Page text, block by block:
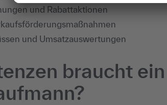
und Rabattaktionen
und Umsatzauswertungen
braucht ein